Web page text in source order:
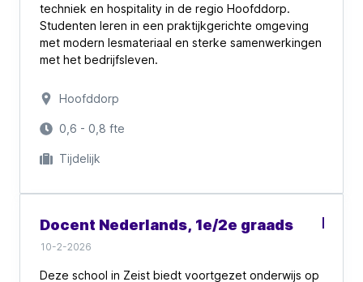
techniek en hospitality in de regio Hoofddorp.
Studenten leren in een praktijkgerichte omgeving
met modern lesmateriaal en sterke samenwerkingen
met het bedrijfsleven.
Binnen het Entree-team wordt kleinschalig gewerkt,
structuur. Collega’s stemmen intensief af om
vervolgopleiding.
Hoofddorp
0,6 - 0,8 fte
Tijdelijk
Docent Nederlands, 1e/2e graads
10-2-2026
Deze school in Zeist biedt voortgezet onderwijs op